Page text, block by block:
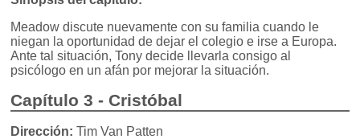
Meadow discute nuevamente con su familia cuando le
niegan la oportunidad de dejar el colegio e irse a Europa.
Ante tal situación, Tony decide llevarla consigo al
psicólogo en un afán por mejorar la situación.
Capítulo 3 - Cristóbal
Dirección: Tim Van Patten